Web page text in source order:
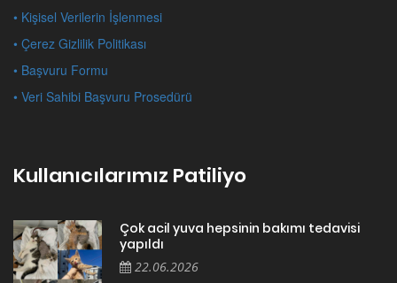
• Kişisel Verilerin İşlenmesi
• Çerez Gizlilik Politikası
• Başvuru Formu
• Veri Sahibi Başvuru Prosedürü
Kullanıcılarımız Patiliyo
Çok acil yuva hepsinin bakımı tedavisi
yapıldı
22.06.2026